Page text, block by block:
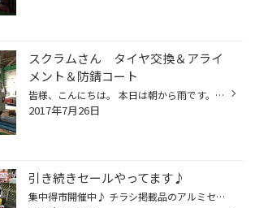
スクラムさん タイヤ交換＆アライ
メント＆防錆コート
皆様、こんにちは。 本日は朝から雨です。 ゲリラ豪雨も各地で発生してますので、お出掛けの際はお気をつけくださいね！ そんな本日１台目は、マツダ スクラムさん。 ↓ 今回は、新車装着タイヤからPlayz PX-Cへ交換しました！ ↓ サイズは【165/60R14】になりますよ～。 #タイヤ館、タイヤ館厚木、ブ...
2017年7月26日
引き続きセールやってます♪
集中得市開催中♪ チラシ掲載品のアルミセット在庫揃ってます、 即付け対応可能となってますよー♪ アルミ ⇒ トップランシリーズ タイヤ ⇒ デイトン ＤＴ30